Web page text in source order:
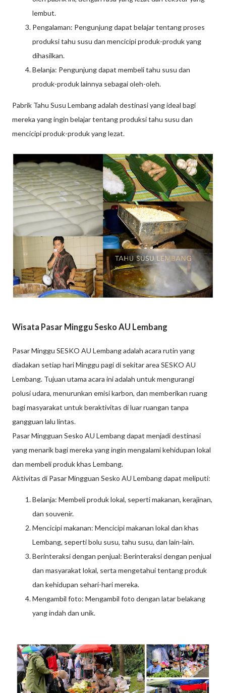
lembut.
Pengalaman: Pengunjung dapat belajar tentang proses
produksi tahu susu dan mencicipi produk-produk yang
dihasilkan.
Belanja: Pengunjung dapat membeli tahu susu dan
produk-produk lainnya sebagai oleh-oleh.
Pabrik Tahu Susu Lembang adalah destinasi yang ideal bagi
mereka yang ingin belajar tentang produksi tahu susu dan
mencicipi produk-produk yang lezat.
Wisata Pasar Minggu Sesko AU Lembang
Pasar Minggu SESKO AU Lembang adalah acara rutin yang
diadakan setiap hari Minggu pagi di sekitar area SESKO AU
Lembang. Tujuan utama acara ini adalah untuk mengurangi
polusi udara, menurunkan emisi karbon, dan memberikan ruang
bagi masyarakat untuk beraktivitas di luar ruangan tanpa
gangguan lalu lintas.
Pasar Mingguan Sesko AU Lembang dapat menjadi destinasi
yang menarik bagi mereka yang ingin mengalami kehidupan lokal
dan membeli produk khas Lembang.
Aktivitas di Pasar Mingguan Sesko AU Lembang dapat meliputi:
Belanja: Membeli produk lokal, seperti makanan, kerajinan,
dan souvenir.
Mencicipi makanan: Mencicipi makanan lokal dan khas
Lembang, seperti bolu susu, tahu susu, dan lain-lain.
Berinteraksi dengan penjual: Berinteraksi dengan penjual
dan masyarakat lokal, serta mengetahui tentang produk
dan kehidupan sehari-hari mereka.
Mengambil foto: Mengambil foto dengan latar belakang
yang indah dan unik.